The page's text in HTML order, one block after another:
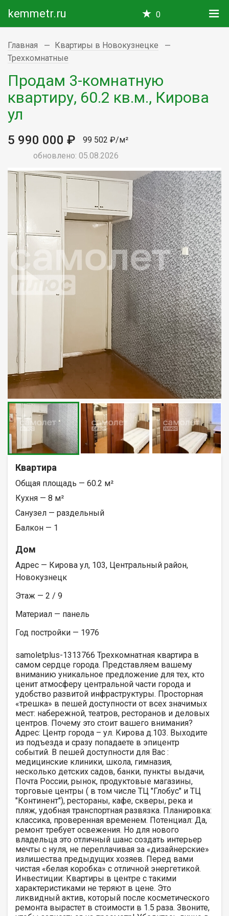
kemmetr.ru 0
Главная
Квартиры в Новокузнецке
Трехкомнатные
Продам 3-комнатную
квартиру, 60.2 кв.м., Кирова
ул
5 990 000 ₽
99 502 ₽/м²
обновлено: 05.08.2026
Квартира
Общая площадь — 60.2 м²
Кухня — 8 м²
Санузел — раздельный
Балкон — 1
Дом
Адрес — Кирова ул, 103, Центральный район,
Новокузнецк
Этаж — 2 / 9
Материал — панель
Год постройки — 1976
samoletplus-1313766 Трехкомнатная квартира в
самом сердце города. Представляем вашему
вниманию уникальное предложение для тех, кто
ценит атмосферу центральной части города и
удобство развитой инфраструктуры. Просторная
«трешка» в пешей доступности от всех значимых
мест: набережной, театров, ресторанов и деловых
центров. Почему это стоит вашего внимания?
Адрес: Центр города – ул. Кирова д.103. Выходите
из подъезда и сразу попадаете в эпицентр
событий. В пешей доступности для Вас :
медицинские клиники, школа, гимназия,
несколько детских садов, банки, пункты выдачи,
Почта России, рынок, продуктовые магазины,
торговые центры ( в том числе ТЦ "Глобус" и ТЦ
"Континент"), рестораны, кафе, скверы, река и
пляж, удобная транспортная развязка. Планировка:
классика, проверенная временем. Потенциал: Да,
ремонт требует освежения. Но для нового
владельца это отличный шанс создать интерьер
мечты с нуля, не переплачивая за «дизайнерские»
излишества предыдущих хозяев. Перед вами
чистая «белая коробка» с отличной энергетикой.
Инвестиции: Квартиры в центре с такими
характеристиками не теряют в цене. Это
ликвидный актив, который после косметического
ремонта вырастет в стоимости в 1.5 раза. Звоните,